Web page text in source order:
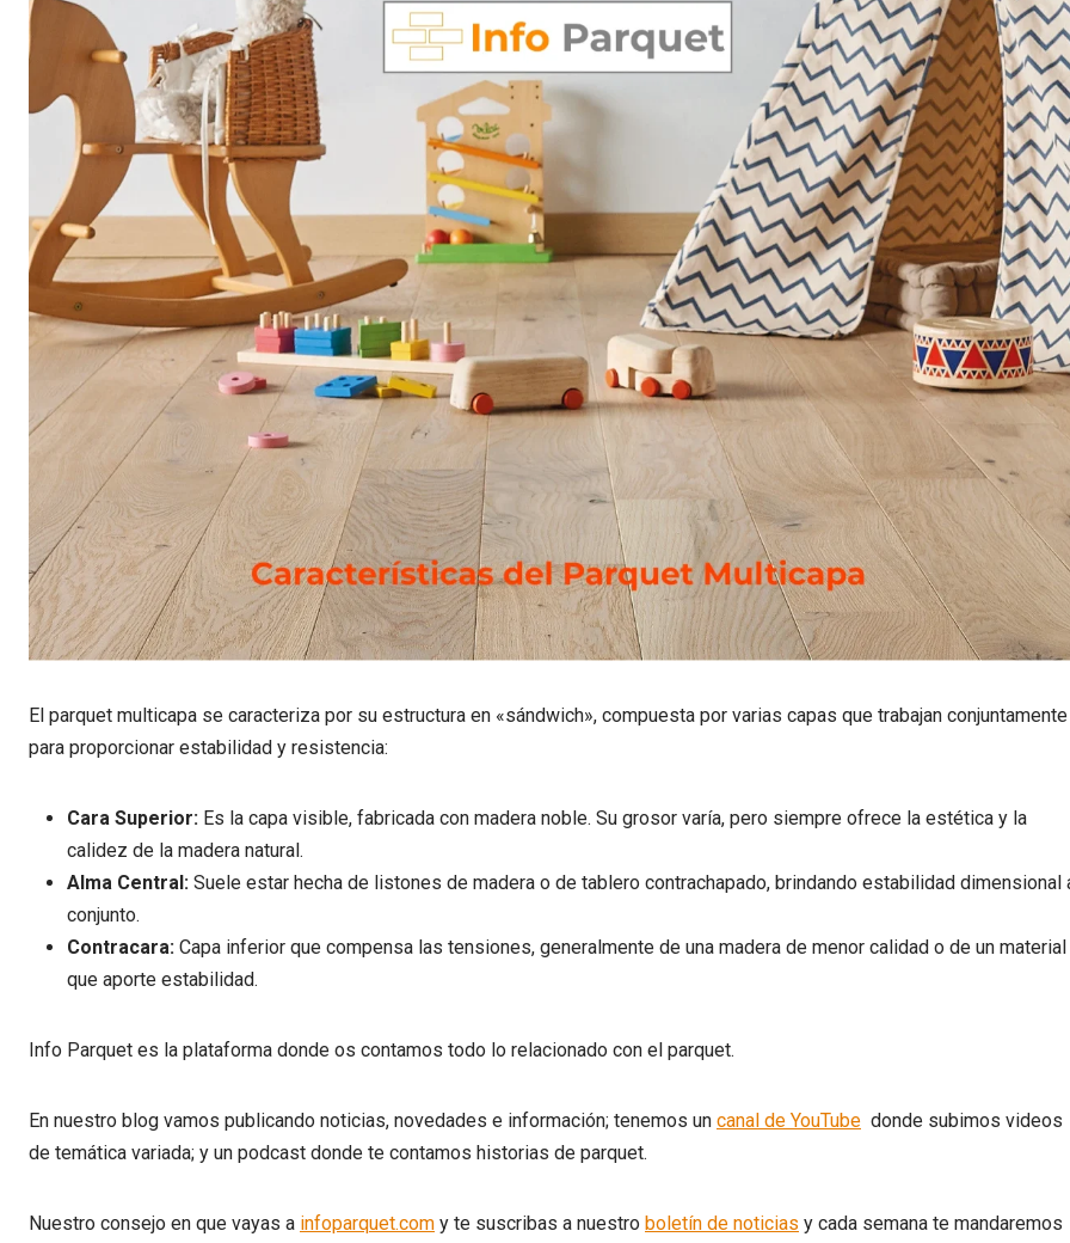
El parquet multicapa se caracteriza por su estructura en «sándwich», compuesta por varias capas que trabajan conjuntamente
para proporcionar estabilidad y resistencia:
Cara Superior: Es la capa visible, fabricada con madera noble. Su grosor varía, pero siempre ofrece la estética y la
calidez de la madera natural.
Alma Central: Suele estar hecha de listones de madera o de tablero contrachapado, brindando estabilidad dimensional
conjunto.
Contracara: Capa inferior que compensa las tensiones, generalmente de una madera de menor calidad o de un material
que aporte estabilidad.
Info Parquet es la plataforma donde os contamos todo lo relacionado con el parquet.
En nuestro blog vamos publicando noticias, novedades e información; tenemos un canal de YouTube donde subimos videos
de temática variada; y un podcast donde te contamos historias de parquet.
Nuestro consejo en que vayas a infoparquet.com y te suscribas a nuestro boletín de noticias y cada semana te mandaremos